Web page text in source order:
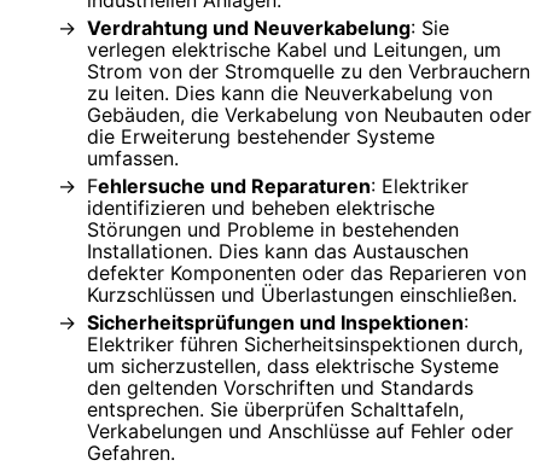
Verdrahtung und Neuverkabelung: Sie
verlegen elektrische Kabel und Leitungen, um
Strom von der Stromquelle zu den Verbrauchern
zu leiten. Dies kann die Neuverkabelung von
Gebäuden, die Verkabelung von Neubauten oder
die Erweiterung bestehender Systeme
umfassen.
Fehlersuche und Reparaturen: Elektriker
identifizieren und beheben elektrische
Störungen und Probleme in bestehenden
Installationen. Dies kann das Austauschen
defekter Komponenten oder das Reparieren von
Kurzschlüssen und Überlastungen einschließen.
Sicherheitsprüfungen und Inspektionen:
Elektriker führen Sicherheitsinspektionen durch,
um sicherzustellen, dass elektrische Systeme
den geltenden Vorschriften und Standards
entsprechen. Sie überprüfen Schalttafeln,
Verkabelungen und Anschlüsse auf Fehler oder
Gefahren.